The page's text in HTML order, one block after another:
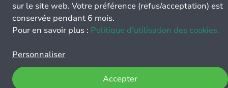
sur le site web. Votre préférence (refus/acceptation) est
conservée pendant 6 mois.
Pour en savoir plus : Politique d’utilisation des cookies.
Personnaliser
Accepter